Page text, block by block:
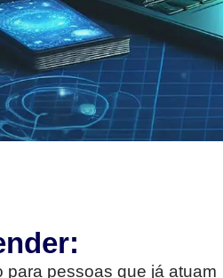
para pessoas que já atuam